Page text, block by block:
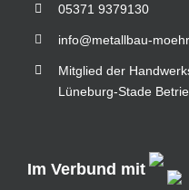
05371 9379130
info@metallbau-
Mitglied der
Lüneburg-Stade
Im Verbund mit